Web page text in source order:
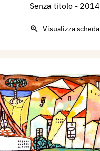
Senza titolo - 2014
Visualizza scheda